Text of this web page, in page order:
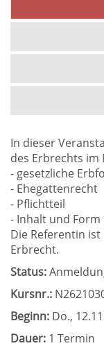
In dieser
des Erbrechts
- gesetzliche
- Ehegattenrecht
- Pflichtteil
- Inhalt und Form
Die Referentin
Erbrecht.
Status:
Kursnr.:
Beginn: Do.,
Dauer: 1 Termin